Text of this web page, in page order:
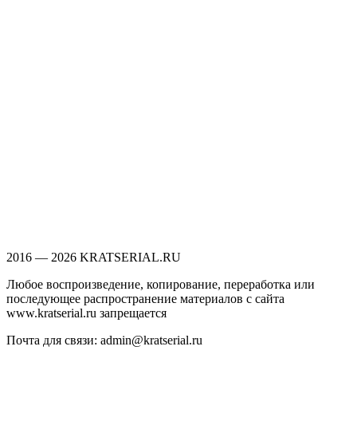
2016 — 2026 KRATSERIAL.RU
Любое воспроизведение, копирование, переработка или
последующее распространение материалов с сайта
www.kratserial.ru запрещается
Почта для связи: admin@kratserial.ru